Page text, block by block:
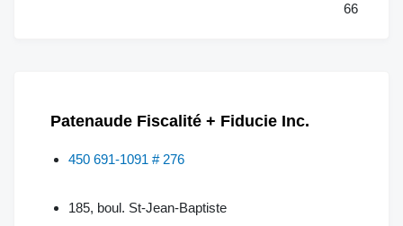
66
Patenaude Fiscalité + Fiducie Inc.
450 691-1091 # 276
185, boul. St-Jean-Baptiste